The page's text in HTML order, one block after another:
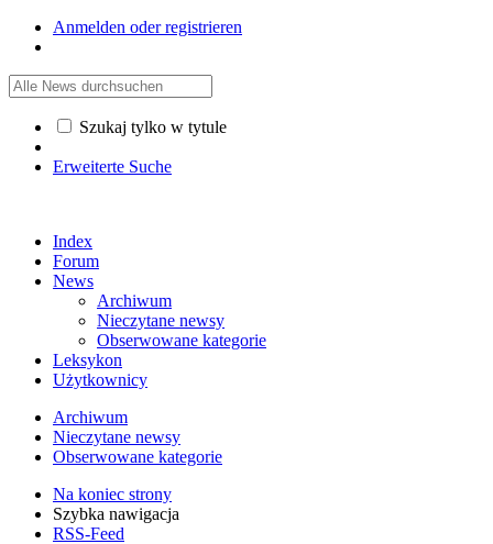
Anmelden oder registrieren
Szukaj tylko w tytule
Erweiterte Suche
Index
Forum
News
Archiwum
Nieczytane newsy
Obserwowane kategorie
Leksykon
Użytkownicy
Archiwum
Nieczytane newsy
Obserwowane kategorie
Na koniec strony
Szybka nawigacja
RSS-Feed